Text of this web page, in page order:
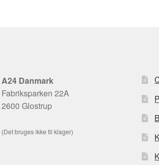
A24 Danmark
Fabriksparken 22A
2600 Glostrup
(Det bruges ikke til klager)